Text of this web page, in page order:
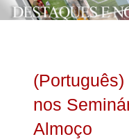
nos
Almoço